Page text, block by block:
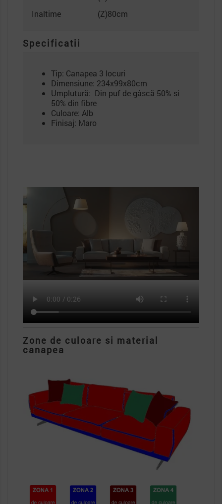
Inaltime
(Z)80cm
Specificatii
Tip: Canapea 3 locuri
Dimensiune: 234x99x80cm
Umplutură: Din puf de gâscă 50% si
50% din fibre
Culoare: Alb
Finisaj: Maro
Zone de culoare si material
canapea